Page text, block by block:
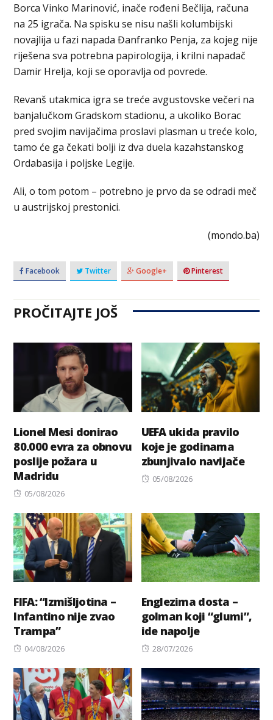
Borca Vinko Marinović, inače rođeni Bečlija, računa
na 25 igrača. Na spisku se nisu našli kolumbijski
novajlija u fazi napada Đanfranko Penja, za kojeg nije
riješena sva potrebna papirologija, i krilni napadač
Damir Hrelja, koji se oporavlja od povrede.
Revanš utakmica igra se treće avgustovske večeri na
banjalučkom Gradskom stadionu, a ukoliko Borac
pred svojim navijačima proslavi plasman u treće kolo,
tamo će ga čekati bolji iz dva duela kazahstanskog
Ordabasija i poljske Legije.
Ali, o tom potom – potrebno je prvo da se odradi meč
u austrijskoj prestonici.
(mondo.ba)
Facebook Twitter Google+ Pinterest
PROČITAJTE JOŠ
Lionel Mesi donirao
80.000 evra za obnovu
poslije požara u
Madridu
Posted
05/08/2026
UEFA ukida pravilo
koje je godinama
zbunjivalo navijače
Posted
05/08/2026
FIFA: “Izmišljotina –
Infantino nije zvao
Trampa”
Posted
04/08/2026
Englezima dosta –
golman koji “glumi”,
ide napolje
Posted
28/07/2026